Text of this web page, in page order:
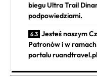
biegu Ultra Trail
podpowiedziami.
Jesteś naszym
Patronów i w
portalu